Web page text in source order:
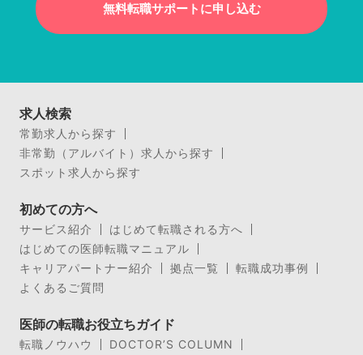
無料転職サポートに申し込む
求人検索
常勤求人から探す
非常勤（アルバイト）求人から探す
スポット求人から探す
初めての方へ
サービス紹介
はじめて転職される方へ
はじめての医師転職マニュアル
キャリアパートナー紹介
拠点一覧
転職成功事例
よくあるご質問
医師の転職お役立ちガイド
転職ノウハウ
DOCTOR’S COLUMN